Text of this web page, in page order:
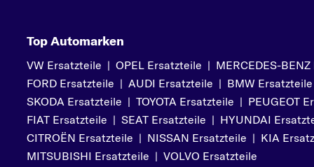
Top Automarken
VW Ersatzteile | OPEL Ersatzteile | MERCEDES-
FORD Ersatzteile | AUDI Ersatzteile | BMW Ersatzteile
SKODA Ersatzteile | TOYOTA Ersatzteile | PEUGEOT
FIAT Ersatzteile | SEAT Ersatzteile | HYUNDAI
CITROËN Ersatzteile | NISSAN Ersatzteile | KIA
MITSUBISHI Ersatzteile | VOLVO Ersatzteile